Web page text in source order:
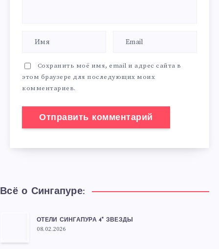
Сохранить моё имя, email и адрес сайта в
этом браузере для последующих моих
комментариев.
Всё о Сингапуре:
ОТЕЛИ СИНГАПУРА 4* ЗВЕЗДЫ
08.02.2026